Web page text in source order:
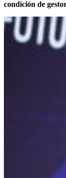
condición de